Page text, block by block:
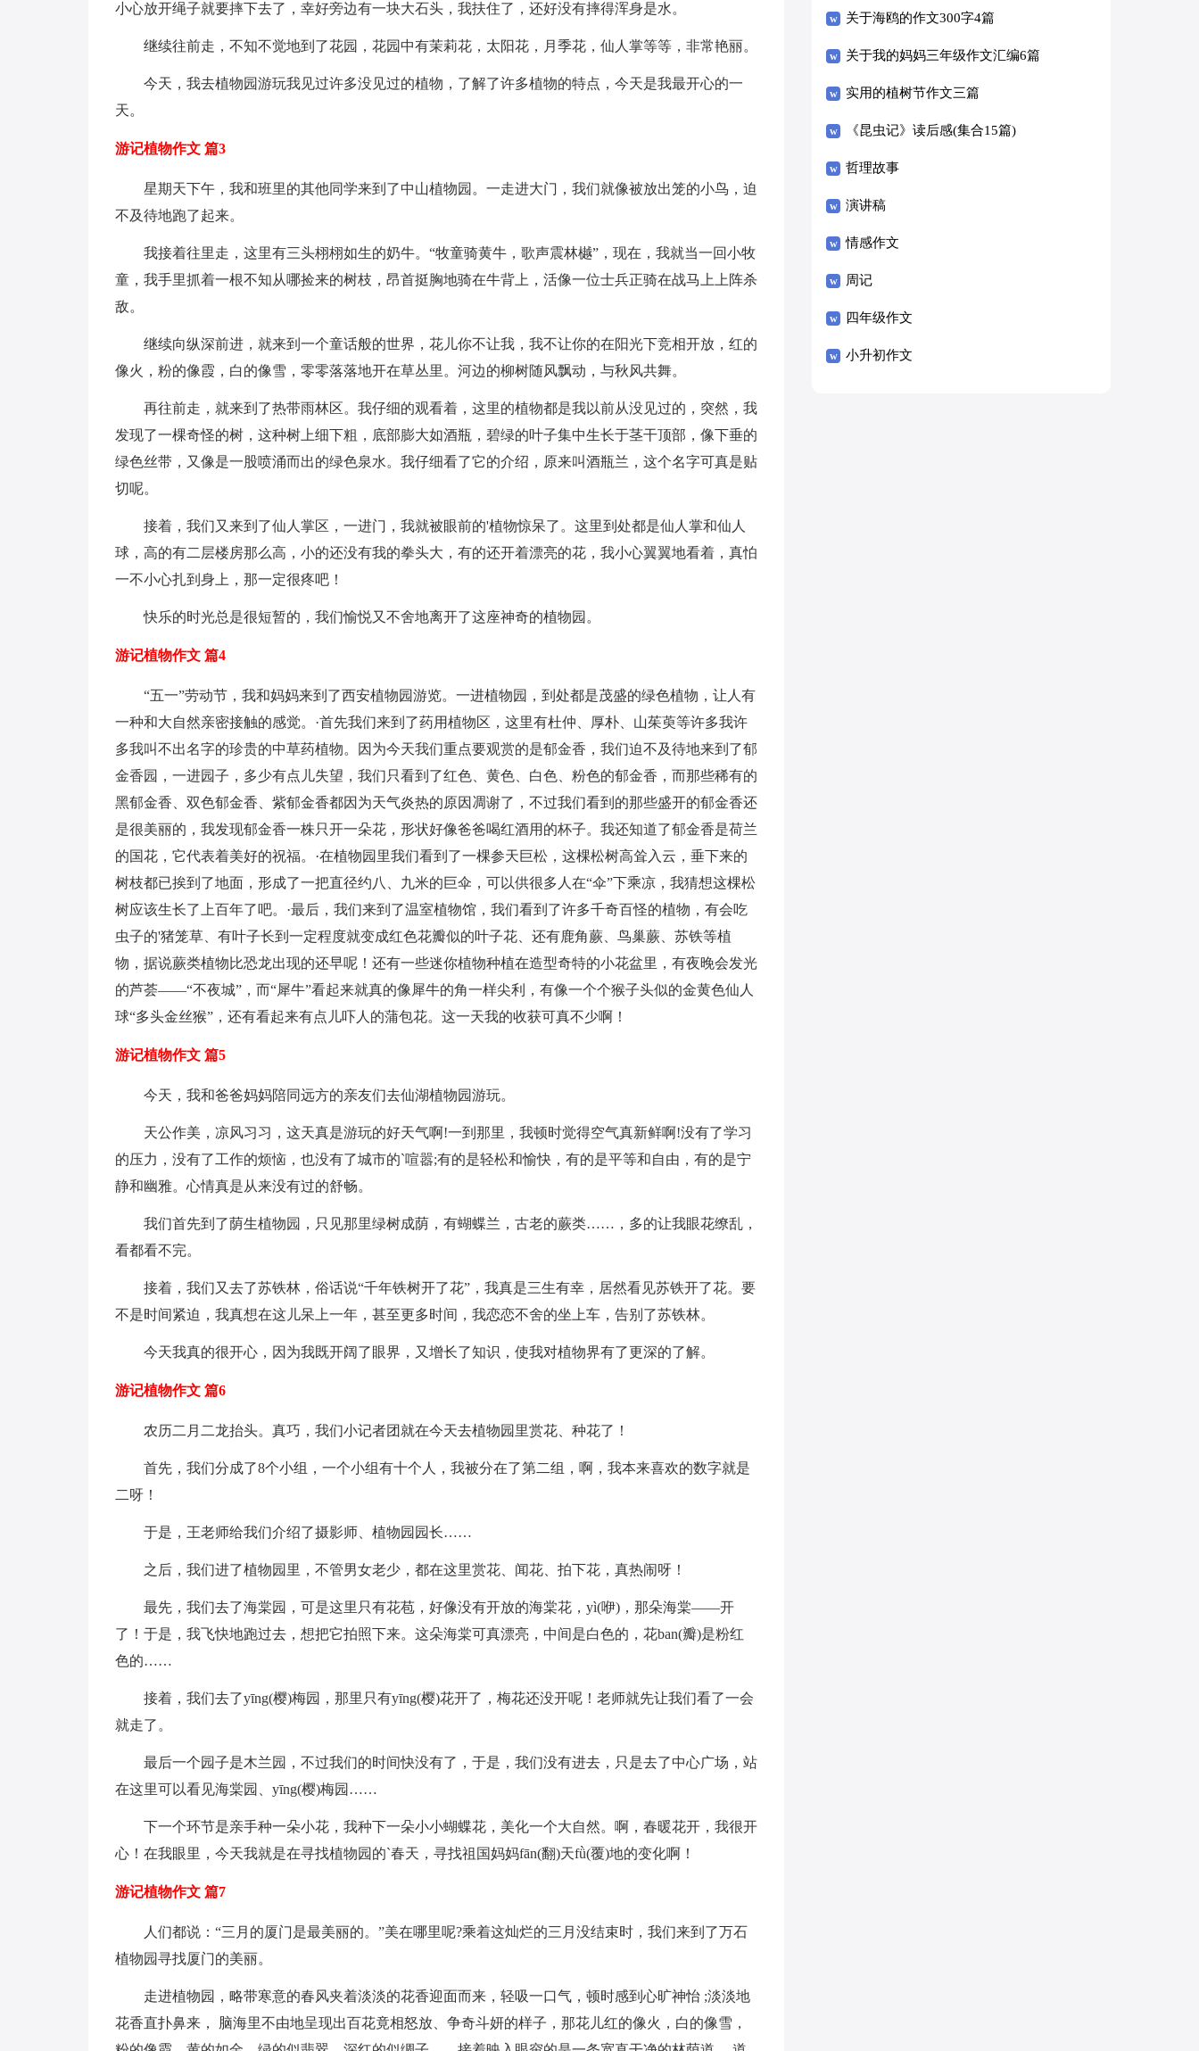
小心放开绳子就要摔下去了，幸好旁边有一块大石头，我扶住了，还好没有摔得浑身是水。
继续往前走，不知不觉地到了花园，花园中有茉莉花，太阳花，月季花，仙人掌等等，非常艳丽。
今天，我去植物园游玩我见过许多没见过的植物，了解了许多植物的特点，今天是我最开心的一
天。
游记植物作文 篇3
星期天下午，我和班里的其他同学来到了中山植物园。一走进大门，我们就像被放出笼的小鸟，迫
不及待地跑了起来。
我接着往里走，这里有三头栩栩如生的奶牛。“牧童骑黄牛，歌声震林樾”，现在，我就当一回小牧
童，我手里抓着一根不知从哪捡来的树枝，昂首挺胸地骑在牛背上，活像一位士兵正骑在战马上上阵杀
敌。
继续向纵深前进，就来到一个童话般的世界，花儿你不让我，我不让你的在阳光下竞相开放，红的
像火，粉的像霞，白的像雪，零零落落地开在草丛里。河边的柳树随风飘动，与秋风共舞。
再往前走，就来到了热带雨林区。我仔细的观看着，这里的植物都是我以前从没见过的，突然，我
发现了一棵奇怪的树，这种树上细下粗，底部膨大如酒瓶，碧绿的叶子集中生长于茎干顶部，像下垂的
绿色丝带，又像是一股喷涌而出的绿色泉水。我仔细看了它的介绍，原来叫酒瓶兰，这个名字可真是贴
切呢。
接着，我们又来到了仙人掌区，一进门，我就被眼前的'植物惊呆了。这里到处都是仙人掌和仙人
球，高的有二层楼房那么高，小的还没有我的拳头大，有的还开着漂亮的花，我小心翼翼地看着，真怕
一不小心扎到身上，那一定很疼吧！
快乐的时光总是很短暂的，我们愉悦又不舍地离开了这座神奇的植物园。
游记植物作文 篇4
“五一”劳动节，我和妈妈来到了西安植物园游览。一进植物园，到处都是茂盛的绿色植物，让人有
一种和大自然亲密接触的感觉。·首先我们来到了药用植物区，这里有杜仲、厚朴、山茱萸等许多我许
多我叫不出名字的珍贵的中草药植物。因为今天我们重点要观赏的是郁金香，我们迫不及待地来到了郁
金香园，一进园子，多少有点儿失望，我们只看到了红色、黄色、白色、粉色的郁金香，而那些稀有的
黑郁金香、双色郁金香、紫郁金香都因为天气炎热的原因凋谢了，不过我们看到的那些盛开的郁金香还
是很美丽的，我发现郁金香一株只开一朵花，形状好像爸爸喝红酒用的杯子。我还知道了郁金香是荷兰
的国花，它代表着美好的祝福。·在植物园里我们看到了一棵参天巨松，这棵松树高耸入云，垂下来的
树枝都已挨到了地面，形成了一把直径约八、九米的巨伞，可以供很多人在“伞”下乘凉，我猜想这棵松
树应该生长了上百年了吧。·最后，我们来到了温室植物馆，我们看到了许多千奇百怪的植物，有会吃
虫子的'猪笼草、有叶子长到一定程度就变成红色花瓣似的叶子花、还有鹿角蕨、鸟巢蕨、苏铁等植
物，据说蕨类植物比恐龙出现的还早呢！还有一些迷你植物种植在造型奇特的小花盆里，有夜晚会发光
的芦荟——“不夜城”，而“犀牛”看起来就真的像犀牛的角一样尖利，有像一个个猴子头似的金黄色仙人
球“多头金丝猴”，还有看起来有点儿吓人的蒲包花。这一天我的收获可真不少啊！
游记植物作文 篇5
今天，我和爸爸妈妈陪同远方的亲友们去仙湖植物园游玩。
天公作美，凉风习习，这天真是游玩的好天气啊!一到那里，我顿时觉得空气真新鲜啊!没有了学习
的压力，没有了工作的烦恼，也没有了城市的`喧嚣;有的是轻松和愉快，有的是平等和自由，有的是宁
静和幽雅。心情真是从来没有过的舒畅。
我们首先到了荫生植物园，只见那里绿树成荫，有蝴蝶兰，古老的蕨类……，多的让我眼花缭乱，
看都看不完。
接着，我们又去了苏铁林，俗话说“千年铁树开了花”，我真是三生有幸，居然看见苏铁开了花。要
不是时间紧迫，我真想在这儿呆上一年，甚至更多时间，我恋恋不舍的坐上车，告别了苏铁林。
今天我真的很开心，因为我既开阔了眼界，又增长了知识，使我对植物界有了更深的了解。
游记植物作文 篇6
农历二月二龙抬头。真巧，我们小记者团就在今天去植物园里赏花、种花了！
首先，我们分成了8个小组，一个小组有十个人，我被分在了第二组，啊，我本来喜欢的数字就是
二呀！
于是，王老师给我们介绍了摄影师、植物园园长……
之后，我们进了植物园里，不管男女老少，都在这里赏花、闻花、拍下花，真热闹呀！
最先，我们去了海棠园，可是这里只有花苞，好像没有开放的海棠花，yì(咿)，那朵海棠——开
了！于是，我飞快地跑过去，想把它拍照下来。这朵海棠可真漂亮，中间是白色的，花ban(瓣)是粉红
色的……
接着，我们去了yīng(樱)梅园，那里只有yīng(樱)花开了，梅花还没开呢！老师就先让我们看了一会
就走了。
最后一个园子是木兰园，不过我们的时间快没有了，于是，我们没有进去，只是去了中心广场，站
在这里可以看见海棠园、yīng(樱)梅园……
下一个环节是亲手种一朵小花，我种下一朵小小蝴蝶花，美化一个大自然。啊，春暖花开，我很开
心！在我眼里，今天我就是在寻找植物园的`春天，寻找祖国妈妈fān(翻)天fǜ(覆)地的变化啊！
游记植物作文 篇7
人们都说：“三月的厦门是最美丽的。”美在哪里呢?乘着这灿烂的三月没结束时，我们来到了万石
植物园寻找厦门的美丽。
走进植物园，略带寒意的春风夹着淡淡的花香迎面而来，轻吸一口气，顿时感到心旷神怡 ;淡淡地
花香直扑鼻来， 脑海里不由地呈现出百花竟相怒放、争奇斗妍的样子，那花儿红的像火，白的像雪，
关于海鸥的作文300字4篇
关于我的妈妈三年级作文汇编6篇
实用的植树节作文三篇
《昆虫记》读后感(集合15篇)
哲理故事
演讲稿
情感作文
周记
四年级作文
小升初作文